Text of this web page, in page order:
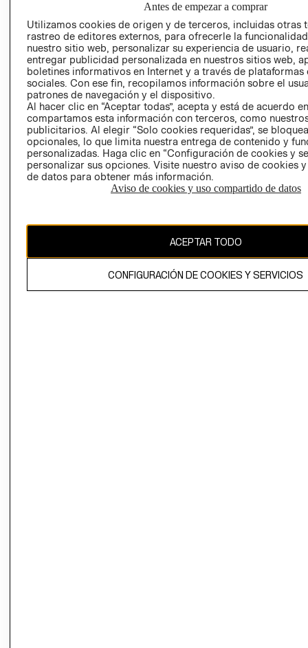
RELACIÓN CON
INVERSIONISTAS
POLÍTICA
EMPRESARIAL
- RETIRO EN
TIENDA
TÉRMINOS Y
CONDICIONES
AVISO DE
PRIVACIDAD
GIFT CARD
AVISO DE
COOKIES
Chile ($)
Antes de empezar a comprar
Utilizamos cookies de origen y de terceros, incluidas otras
rastreo de editores externos, para ofrecerle la
nuestro sitio web, personalizar su experiencia de usuario,
entregar publicidad personalizada en nuestros sitios web,
boletines informativos en Internet y a través de plataformas
sociales. Con ese fin, recopilamos información sobre el
patrones de navegación y el dispositivo.
Al hacer clic en “Aceptar todas”, acepta y está de acuerdo
compartamos esta información con terceros, como
publicitarios. Al elegir “Solo cookies requeridas”, se
opcionales, lo que limita nuestra entrega de contenido y
personalizadas. Haga clic en “Configuración de cookies y
personalizar sus opciones. Visite nuestro aviso de cookies
de datos para obtener más información.
Aviso de cookies y uso compartido de datos
ACEPTAR TODO
CONFIGURACIÓN DE COOKIES Y SERVICIOS